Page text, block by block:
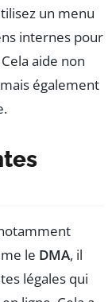
un menu
internes pour
aide non
également
le DMA, il
légales qui